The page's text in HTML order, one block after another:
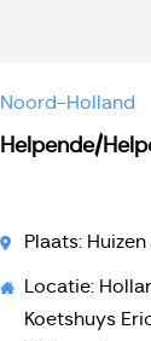
Noord-Holland
Helpende/
Plaats:
Locatie:
Koetshuys